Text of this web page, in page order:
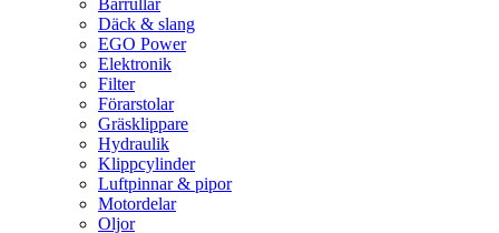
Bärrullar
Däck & slang
EGO Power
Elektronik
Filter
Förarstolar
Gräsklippare
Hydraulik
Klippcylinder
Luftpinnar & pipor
Motordelar
Oljor